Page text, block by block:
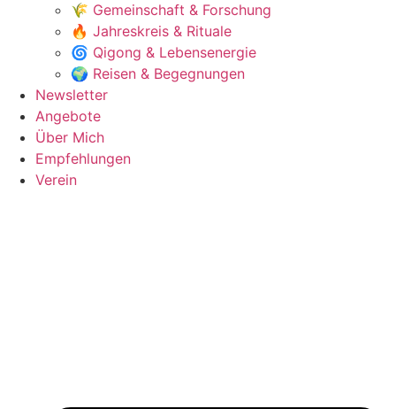
🌾 Gemeinschaft & Forschung
🔥 Jahreskreis & Rituale
🌀 Qigong & Lebensenergie
🌍 Reisen & Begegnungen
Newsletter
Angebote
Über Mich
Empfehlungen
Verein